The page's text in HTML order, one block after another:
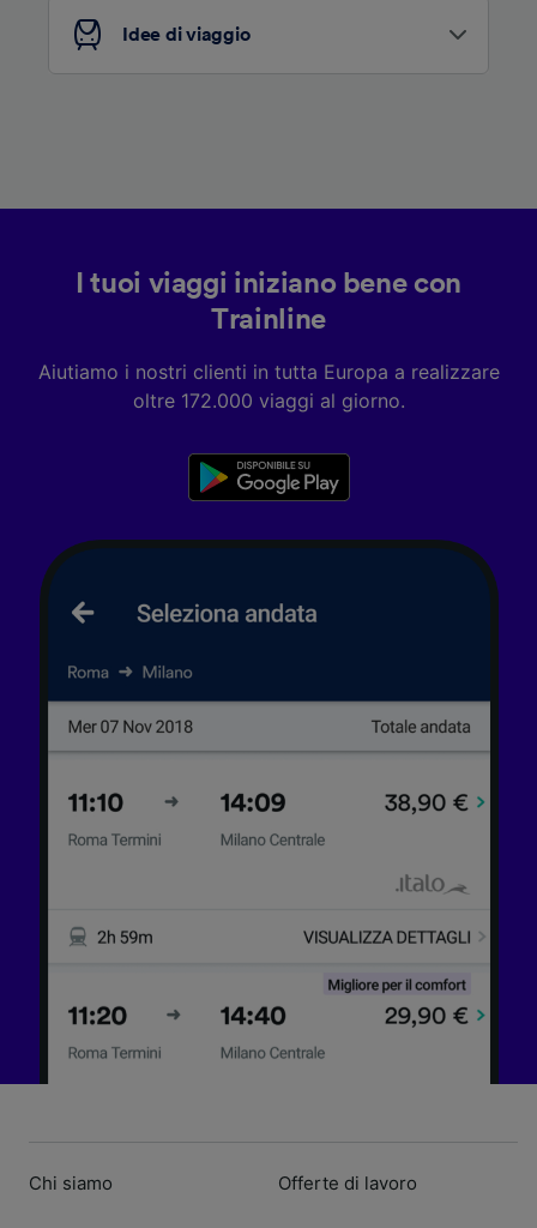
Idee di viaggio
I tuoi viaggi iniziano bene con
Trainline
Aiutiamo i nostri clienti in tutta Europa a realizzare
oltre 172.000 viaggi al giorno.
Chi siamo Offerte di lavoro